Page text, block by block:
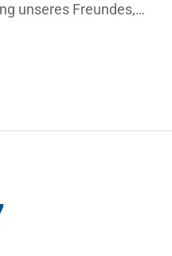
unseres Freundes,…